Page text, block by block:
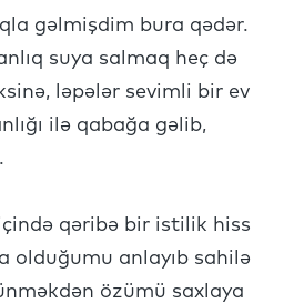
gəlmişdim bura qədər.
suya salmaq heç də
ləpələr sevimli bir ev
ilə qabağa gəlib,
qəribə bir istilik hiss
olduğumu anlayıb sahilə
özümü saxlaya